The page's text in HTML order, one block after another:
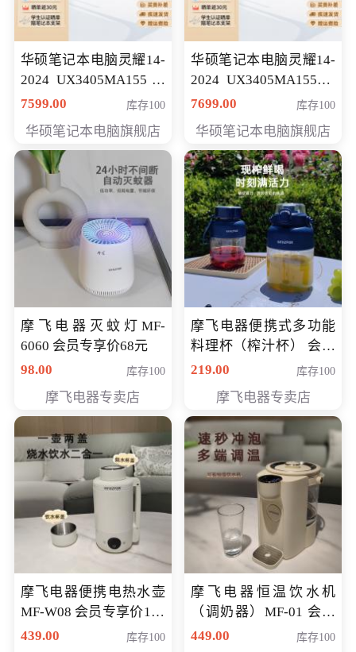
华硕笔记本电脑灵耀14-
2024 UX3405MA155冰
川银 oled 智慧轻薄本 会
7599.00 库存100
华硕笔记本电脑旗舰店
华硕笔记本电脑灵耀14-
2024 UX3405MA155夜
空蓝 oled 智慧轻薄本 会
7699.00 库存100
华硕笔记本电脑旗舰店
摩飞电器灭蚊灯MF-
6060 会员专享价68元
98.00
库存100
摩飞电器专卖店
摩飞电器便携式多功能
料理杯（榨汁杯） 会员
专享价118元
219.00 库存100
摩飞电器专卖店
摩飞电器便携电热水壶
MF-W08 会员专享价198
元
439.00 库存100
摩飞电器恒温饮水机
（调奶器）MF-01 会员
专享价366元
449.00 库存100